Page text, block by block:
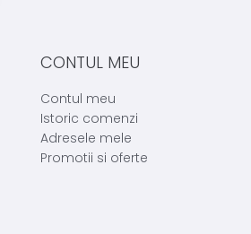
CONTUL MEU
Contul meu
Istoric comenzi
Adresele mele
Promotii si oferte